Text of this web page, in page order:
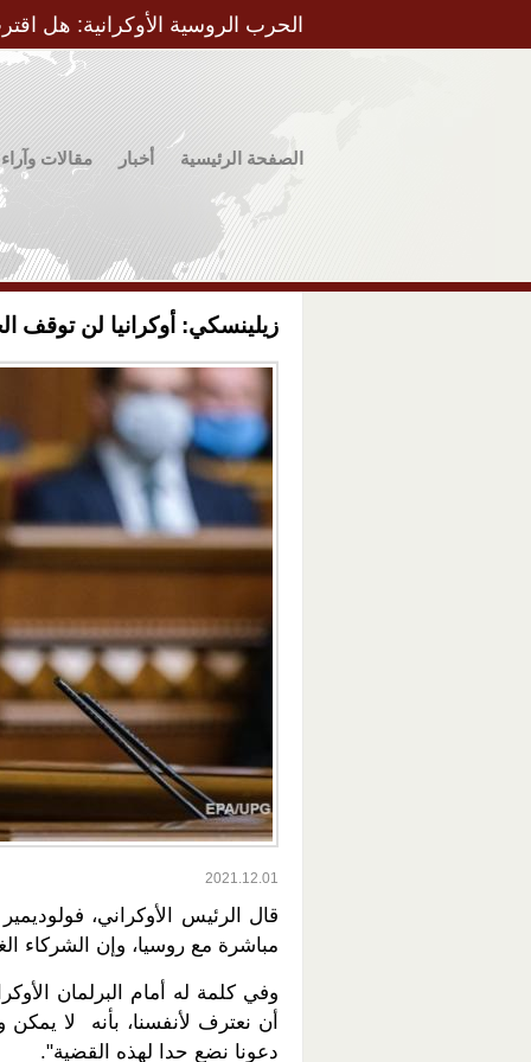
الحرب الروسية الأوكرانية: هل
الصفحة الرئيسية أخبار مقالات وآراء
زيلينسكي: أوكرانيا لن
2021.12.01
قال الرئيس الأوكراني،
مباشرة مع روسيا، وإن الشركاء
وفي كلمة له أمام البرلمان
أن نعترف لأنفسنا، بأنه لا
دعونا نضع حدا لهذه القضية".